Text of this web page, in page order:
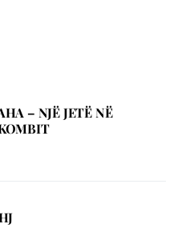
– NJЁ JETЁ NЁ